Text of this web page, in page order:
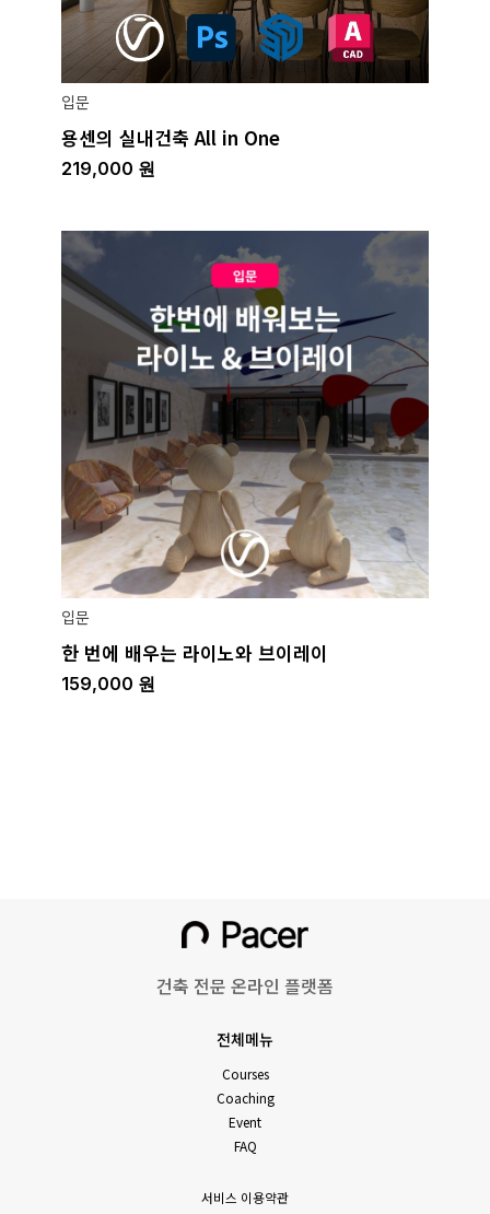
입문
용센의 실내건축 All in One
219,000 원
입문
한 번에 배우는 라이노와 브이레이
159,000 원
건축 전문 온라인 플랫폼
전체메뉴
Courses
Coaching
Event
FAQ
서비스 이용약관